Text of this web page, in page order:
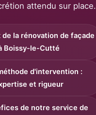
attendu sur place.
de la rénovation de façade
Boissy-le-Cutté
d'intervention :
et rigueur
de notre service de